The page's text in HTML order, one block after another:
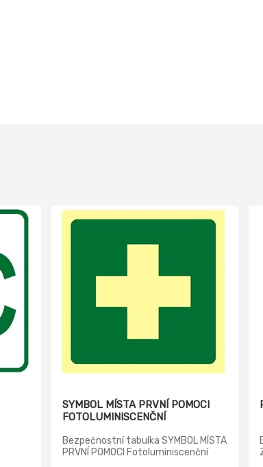
SYMBOL MÍSTA PRVNÍ POMOCI
FOTOLUMINISCENČNÍ
Bezpečnostní tabulka SYMBOL MÍSTA
PRVNÍ POMOCI Fotoluminiscenční